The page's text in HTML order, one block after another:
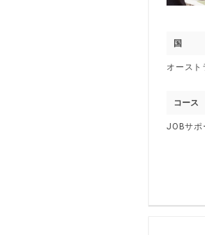
国
オース
コース
JOBサポ